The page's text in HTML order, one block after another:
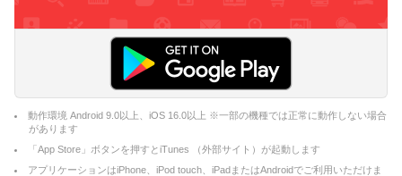
動作環境 Android 9.0以上、iOS 16.0以上 ※一部の機種では正常に動作しない場合
があります
「App Store」ボタンを押すとiTunes （外部サイト）が起動します
アプリケーションはiPhone、iPod touch、iPadまたはAndroidでご利用いただけま